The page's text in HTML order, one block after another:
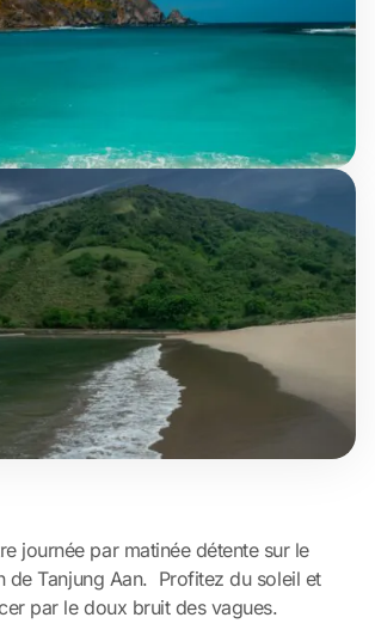
journée par matinée détente sur le
de Tanjung Aan. Profitez du soleil et
par le doux bruit des vagues.